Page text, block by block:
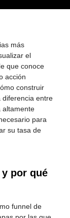
más
el
que conoce
acción
construir
diferencia entre
altamente
para
su tasa de
por qué
funnel de